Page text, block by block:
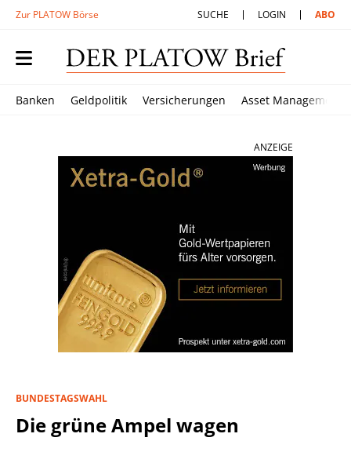
Zur PLATOW Börse SUCHE LOGIN ABO
Banken Geldpolitik Versicherungen Asset Management
ANZEIGE
BUNDESTAGSWAHL
Die grüne Ampel wagen